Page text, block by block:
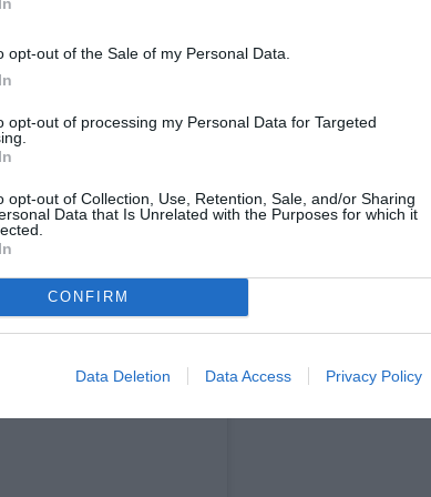
opt-out of the Sale of my Personal Data.
opt-out of processing my Personal Data for Targeted
opt-out of Collection, Use, Retention, Sale, and/or Sharing
Data that Is Unrelated with the Purposes for which it
CONFIRM
Data Deletion Data Access Privacy Policy
λερωμένα και πολυφορεμένα που έχουν
ναχάσουμετίποτα να το δοκιμάσουμε